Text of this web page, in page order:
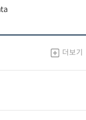
더보기